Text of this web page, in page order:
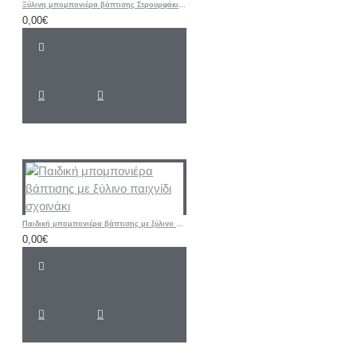
Ξύλινη μπομπονιέρα βάπτισης Στρουμφάκι σιελ - κίτρινο
0,00€
Παιδική μπομπονιέρα βάπτισης με ξύλινο παιχνίδι σχοινάκι
0,00€